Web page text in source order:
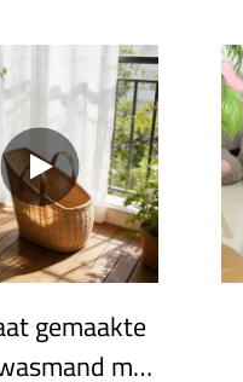
op maat
geweven
gemaakte
met